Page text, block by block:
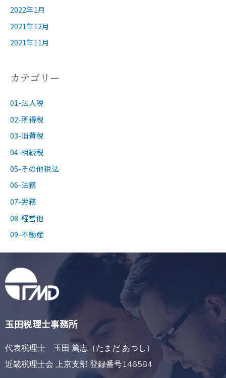
2022年1月
2021年12月
2021年11月
カテゴリー
01-法人税
02-所得税
03-消費税
04-相続税
05-その他税法
06-法務
07-労務
08-経営他
09-不動産
玉田税理士事務所
代表税理士 玉田 篤志（たまだ あつし）
近畿税理士会 上京支部 登録番号146584